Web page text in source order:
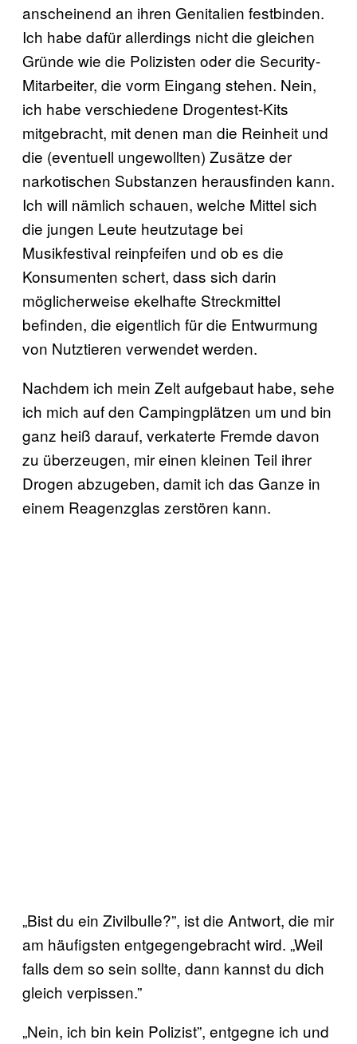
anscheinend an ihren Genitalien festbinden.
Ich habe dafür allerdings nicht die gleichen
Gründe wie die Polizisten oder die Security-
Mitarbeiter, die vorm Eingang stehen. Nein,
ich habe verschiedene Drogentest-Kits
mitgebracht, mit denen man die Reinheit und
die (eventuell ungewollten) Zusätze der
narkotischen Substanzen herausfinden kann.
Ich will nämlich schauen, welche Mittel sich
die jungen Leute heutzutage bei
Musikfestival reinpfeifen und ob es die
Konsumenten schert, dass sich darin
möglicherweise ekelhafte Streckmittel
befinden, die eigentlich für die Entwurmung
von Nutztieren verwendet werden.
Nachdem ich mein Zelt aufgebaut habe, sehe
ich mich auf den Campingplätzen um und bin
ganz heiß darauf, verkaterte Fremde davon
zu überzeugen, mir einen kleinen Teil ihrer
Drogen abzugeben, damit ich das Ganze in
einem Reagenzglas zerstören kann.
„Bist du ein Zivilbulle?”, ist die Antwort, die mir
am häufigsten entgegengebracht wird. „Weil
falls dem so sein sollte, dann kannst du dich
gleich verpissen.”
„Nein, ich bin kein Polizist”, entgegne ich und